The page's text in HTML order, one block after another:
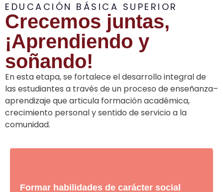
EDUCACIÓN BÁSICA SUPERIOR
Crecemos juntas,
¡Aprendiendo y
soñando!
En esta etapa, se fortalece el desarrollo integral de
las estudiantes a través de un proceso de enseñanza–
aprendizaje que articula formación académica,
crecimiento personal y sentido de servicio a la
comunidad.
Formar habilidades de carácter social